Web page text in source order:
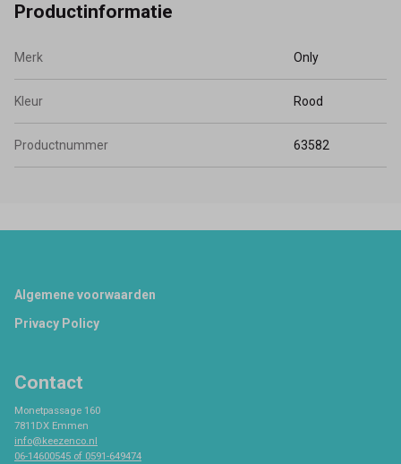
Productinformatie
Merk Only
Kleur Rood
Productnummer 63582
Footer
Algemene voorwaarden
Privacy Policy
Contact
Monetpassage 160
7811DX Emmen
info@keezenco.nl
06-14600545 of 0591-649474